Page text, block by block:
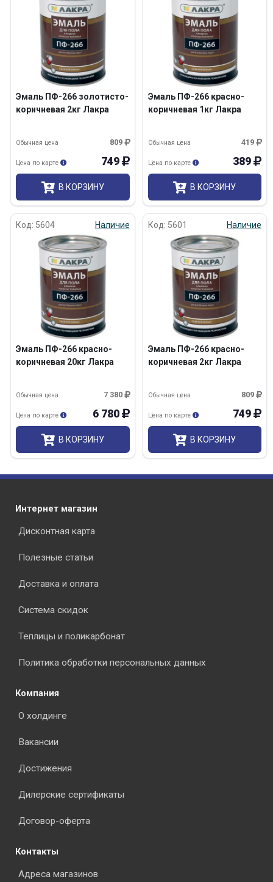
Эмаль ПФ-266 золотисто-
коричневая 2кг Лакра
809
Обычная цена
749
Цена по карте
В КОРЗИНУ
Эмаль ПФ-266 красно-
коричневая 1кг Лакра
419
Обычная цена
389
Цена по карте
В КОРЗИНУ
Код: 5604 Наличие
Эмаль ПФ-266 красно-
коричневая 20кг Лакра
7 380
Обычная цена
6 780
Цена по карте
В КОРЗИНУ
Код: 5601 Наличие
Эмаль ПФ-266 красно-
коричневая 2кг Лакра
809
Обычная цена
749
Цена по карте
В КОРЗИНУ
Интернет магазин
Дисконтная карта
Полезные статьи
Доставка и оплата
Система скидок
Теплицы и поликарбонат
Политика обработки персональных данных
Компания
О холдинге
Вакансии
Достижения
Дилерские сертификаты
Договор-оферта
Контакты
Адреса магазинов